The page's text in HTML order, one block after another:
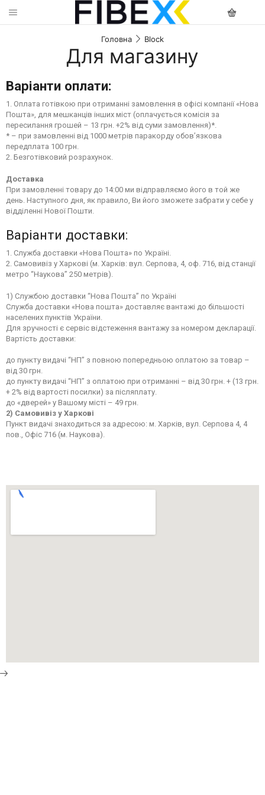
Головна Block
Для магазину
Варіанти оплати:
1. Оплата готівкою при отриманні замовлення в офісі компанії «Нова
Пошта», для мешканців інших міст (оплачується комісія за
пересилання грошей – 13 грн. +2% від суми замовлення)*.
* – при замовленні від 1000 метрів паракорду обов’язкова
передплата 100 грн.
2. Безготівковий розрахунок.
Доставка
При замовленні товару до 14:00 ми відправляємо його в той же
день. Наступного дня, як правило, Ви його зможете забрати у себе у
відділенні Нової Пошти.
Варіанти доставки:
1. Служба доставки «Нова Пошта» по Україні.
2. Самовивіз у Харкові (м. Харків: вул. Серпова, 4, оф. 716, від станції
метро “Наукова” 250 метрів).
1) Службою доставки “Нова Пошта” по Україні
Служба доставки «Нова пошта» доставляє вантажі до більшості
населених пунктів України.
Для зручності є сервіс відстеження вантажу за номером декларації.
Вартість доставки:
до пункту видачі “НП” з повною попередньою оплатою за товар –
від 30 грн.
до пункту видачі “НП” з оплатою при отриманні – від 30 грн. + (13 грн.
+ 2% від вартості посилки) за післяплату.
до «дверей» у Вашому місті – 49 грн.
2) Самовивіз у Харкові
Пункт видачі знаходиться за адресою: м. Харків, вул. Серпова 4, 4
пов., Офіс 716 (м. Наукова).